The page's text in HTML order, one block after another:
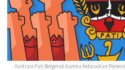
Ilustrasi Pati Bergerak karena Kebusukan